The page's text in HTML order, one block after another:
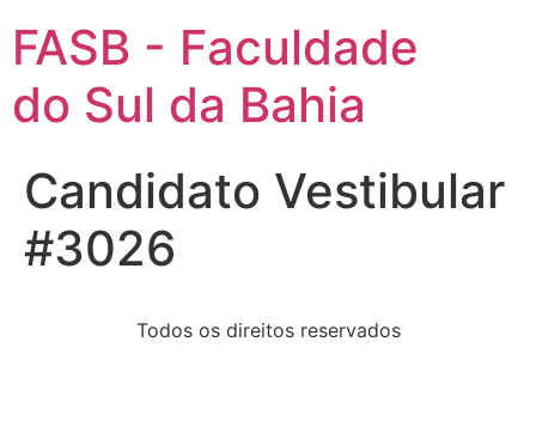
FASB - Faculdade
do Sul da Bahia
Candidato Vestibular
#3026
Todos os direitos reservados